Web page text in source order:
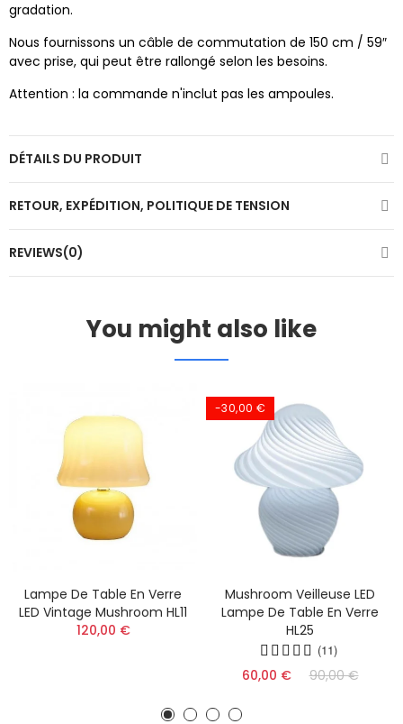
gradation.
Nous fournissons un câble de commutation de 150 cm / 59″
avec prise, qui peut être rallongé selon les besoins.
Attention : la commande n'inclut pas les ampoules.
DÉTAILS DU PRODUIT
RETOUR, EXPÉDITION, POLITIQUE DE TENSION
REVIEWS(0)
You might also like
Lampe De Table En Verre
LED Vintage Mushroom HL11
120,00 €
-30,00 €
Mushroom Veilleuse LED
Lampe De Table En Verre
HL25
(11)
60,00 € 90,00 €